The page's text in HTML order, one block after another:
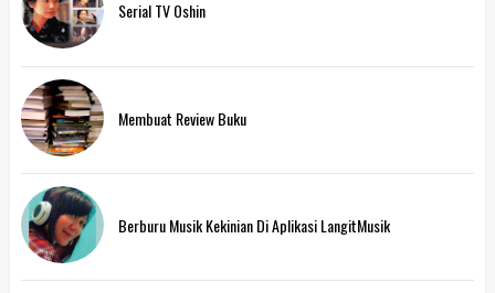
Serial TV Oshin
Membuat Review Buku
Berburu Musik Kekinian Di Aplikasi LangitMusik